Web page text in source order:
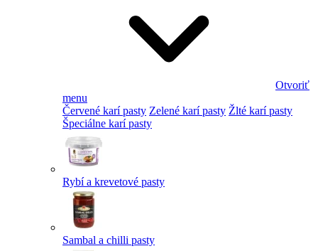
Otvoriť
menu
Červené karí pasty Zelené karí pasty Žlté karí pasty
Špeciálne karí pasty
Rybí a krevetové pasty
Sambal a chilli pasty